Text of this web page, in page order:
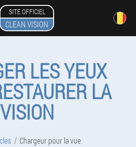
SITE OFFICIEL
CLEAN VISION
LES YEUX
LA
VISION
Chargeur pour la vue